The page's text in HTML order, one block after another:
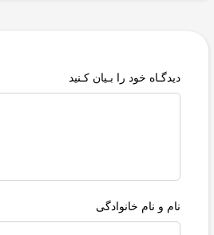
دیدگـاه خود را بـیان کـنید
نام و نام خانوادگی